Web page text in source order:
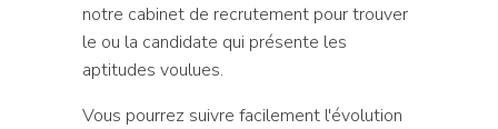
notre cabinet de recrutement pour trouver
le ou la candidate qui présente les
aptitudes voulues.
Vous pourrez suivre facilement l'évolution